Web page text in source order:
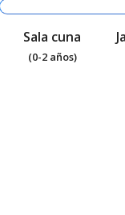
Sala cuna
(0-2 años)